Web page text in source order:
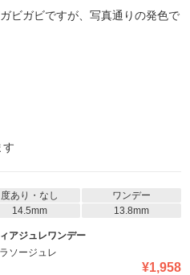
ビガビですが、写真通りの発色で
す
度あり・なし
ワンデー
14.5mm
13.8mm
アジュレワンデー
ソージュレ
¥1,958